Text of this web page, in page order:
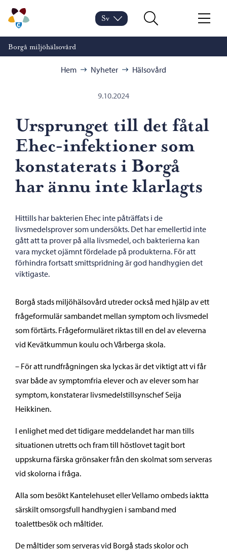
Borgå miljöhälsovård – Gå till startsidan
Meny
Byt språk
Nuvarande språk: Svenska
Sv
Sök
Borgå miljöhälsovård
Hem Nyheter Hälsovård
9.10.2024
Ursprunget till det fåtal
Ehec-infektioner som
konstaterats i Borgå
har ännu inte klarlagts
Hittills har bakterien Ehec inte påträffats i de
livsmedelsprover som undersökts. Det har emellertid inte
gått att ta prover på alla livsmedel, och bakterierna kan
vara mycket ojämnt fördelade på produkterna. För att
förhindra fortsatt smittspridning är god handhygien det
viktigaste.
Borgå stads miljöhälsovård utreder också med hjälp av ett
frågeformulär sambandet mellan symptom och livsmedel
som förtärts. Frågeformuläret riktas till en del av eleverna
vid Kevätkummun koulu och Vårberga skola.
– För att rundfrågningen ska lyckas är det viktigt att vi får
svar både av symptomfria elever och av elever som har
symptom, konstaterar livsmedelstillsynschef Seija
Heikkinen.
I enlighet med det tidigare meddelandet har man tills
situationen utretts och fram till höstlovet tagit bort
uppskurna färska grönsaker från den skolmat som serveras
vid skolorna i fråga.
Alla som besökt Kantelehuset eller Vellamo ombeds iaktta
särskilt omsorgsfull handhygien i samband med
toalettbesök och måltider.
De måltider som serveras vid Borgå stads skolor och